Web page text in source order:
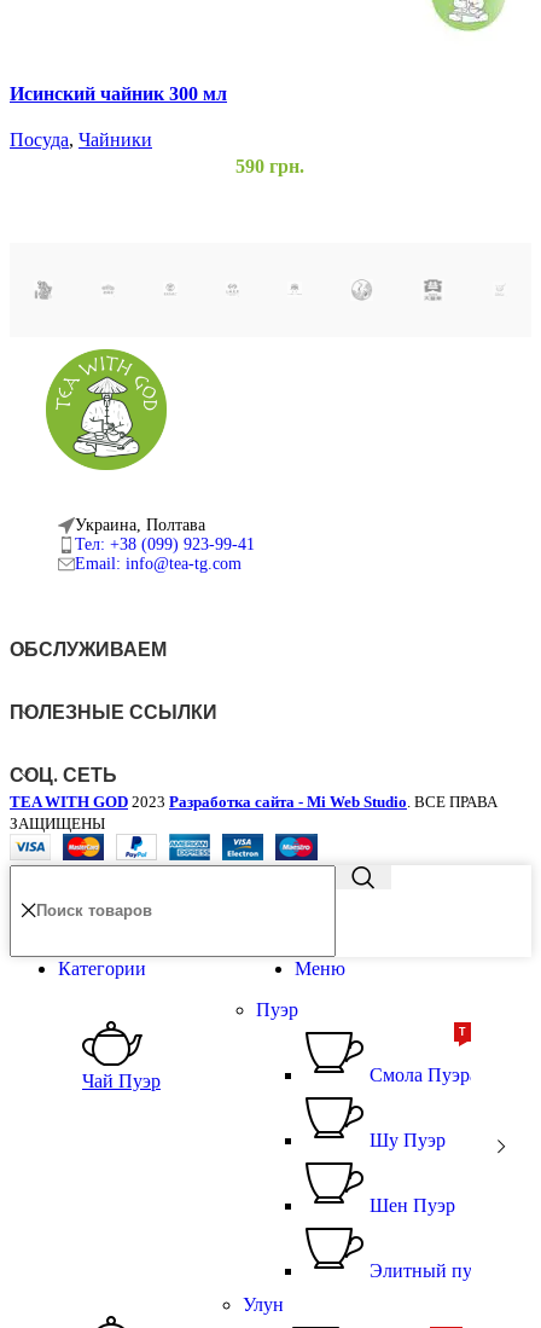
Исинский чайник 300 мл
Посуда, Чайники
590грн.
Украина, Полтава
Тел: +38 (099) 923-99-41
Email: info@tea-tg.com
ОБСЛУЖИВАЕМ
ПОЛЕЗНЫЕ ССЫЛКИ
СОЦ. СЕТЬ
TEA WITH GOD 2023 Разработка сайта - Mi Web Studio . ВСЕ ПРАВА
ЗАЩИЩЕНЫ
Меню
Категории
Чай Пуэр
Пуэр
Смола Пуэра
ТОП
Шу Пуэр
Шен Пуэр
Элитный пуэр
Улун